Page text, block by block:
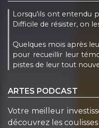
Lorsqu'ils ont entendu
Difficile de résister, on
Quelques mois après
pour recueillir leur
pistes de leur tout
ARTES PODCAST
Votre meilleur
découvrez les